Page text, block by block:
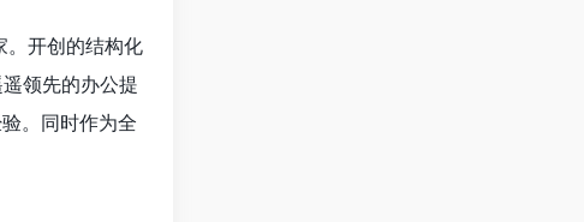
。开创的结构化
领先的办公提
。同时作为全